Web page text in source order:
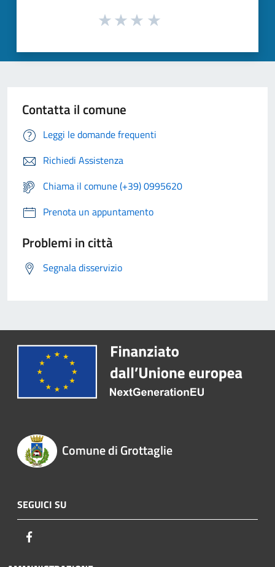
Contatta il comune
Leggi le domande frequenti
Richiedi Assistenza
Chiama il comune (+39) 0995620
Prenota un appuntamento
Problemi in città
Segnala disservizio
Comune di Grottaglie
SEGUICI SU